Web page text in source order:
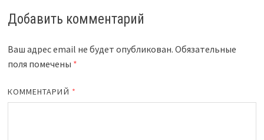
Добавить комментарий
Ваш адрес email не будет опубликован. Обязательные
поля помечены *
КОММЕНТАРИЙ *